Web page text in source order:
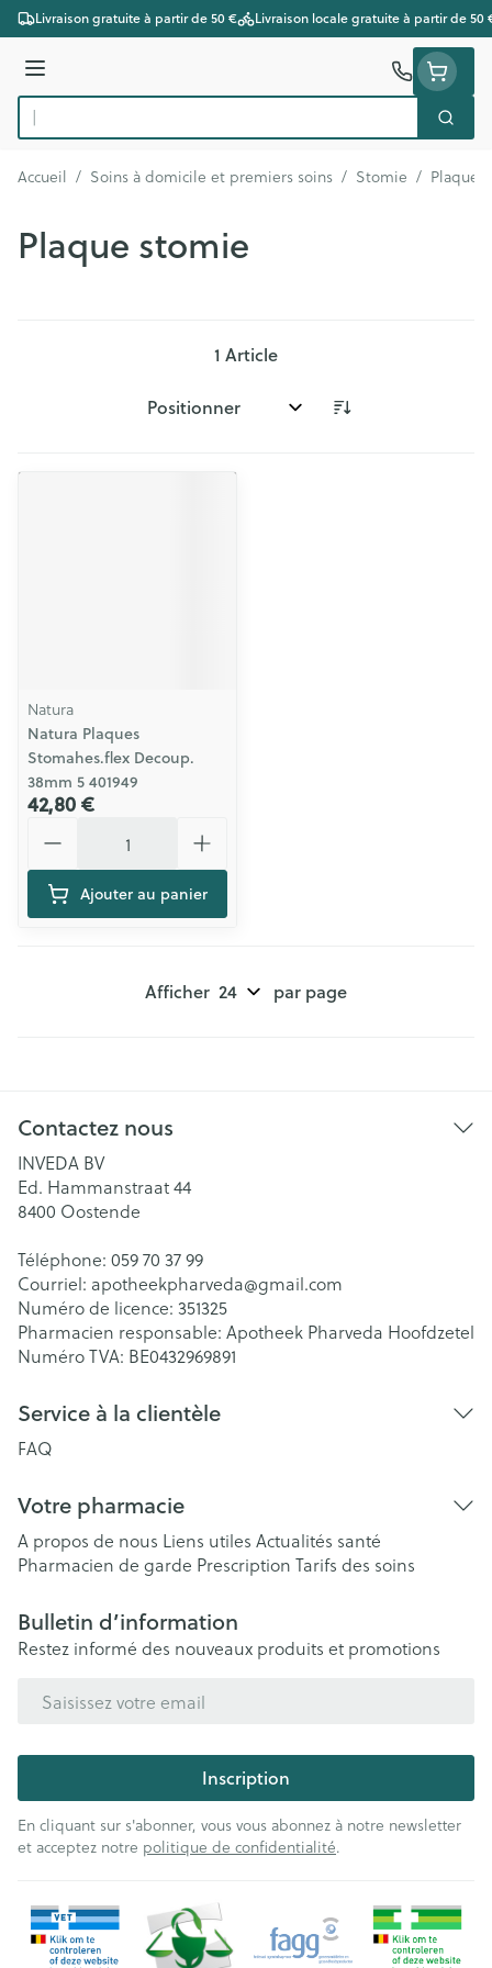
Aller au contenu
Livraison gratuite à partir de 50 € Livraison locale gratuite à partir de 50
Menu
Rechercher
Accueil / Soins à domicile et premiers soins / Stomie / Plaque
Plaque stomie
1 Article
Trier par:
Natura
Natura Plaques
Stomahes.flex Decoup.
38mm 5 401949
42,80 €
Ajouter au panier
Afficher par page
Contactez nous
INVEDA BV
Ed. Hammanstraat 44
8400 Oostende
Téléphone: 059 70 37 99
Courriel: apotheekpharveda@gmail.com
Numéro de licence: 351325
Pharmacien responsable: Apotheek Pharveda Hoofdzetel
Numéro TVA: BE0432969891
Service à la clientèle
FAQ
Votre pharmacie
A propos de nous Liens utiles Actualités santé
Pharmacien de garde Prescription Tarifs des soins
Bulletin d’information
Restez informé des nouveaux produits et promotions
Inscription
En cliquant sur s'abonner, vous vous abonnez à notre newsletter
et acceptez notre politique de confidentialité.